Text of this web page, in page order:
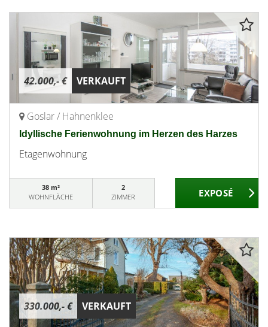
42.000,- € VERKAUFT
Goslar / Hahnenklee
Idyllische Ferienwohnung im Herzen des Harzes
Etagenwohnung
38 m²
WOHNFLÄCHE
2
ZIMMER
330.000,- € VERKAUFT